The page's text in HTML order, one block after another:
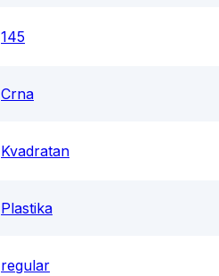
145
Crna
Kvadratan
Plastika
regular